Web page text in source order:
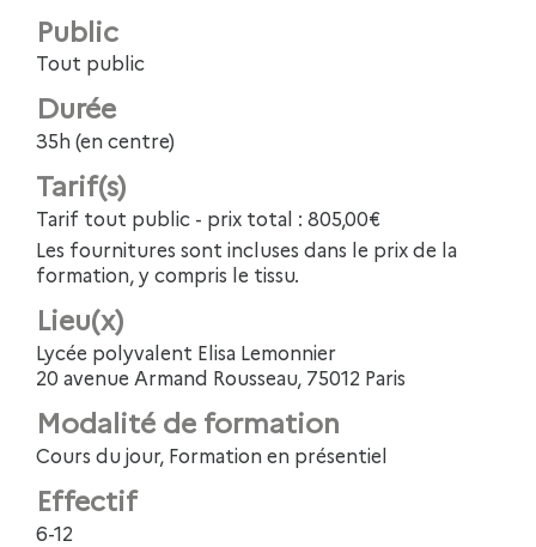
Public
Tout public
Durée
35h (en centre)
Tarif(s)
Tarif tout public - prix total : 805,00€
Les fournitures sont incluses dans le prix de la
formation, y compris le tissu.
Lieu(x)
Lycée polyvalent Elisa Lemonnier
20 avenue Armand Rousseau, 75012 Paris
Modalité de formation
Cours du jour, Formation en présentiel
Effectif
6-12